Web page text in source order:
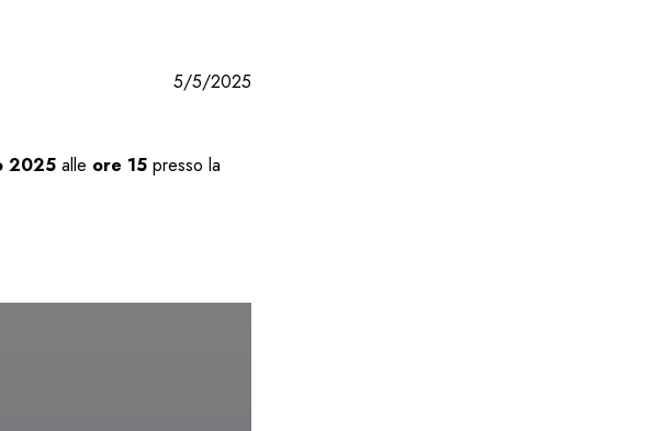
5/5/2025
2025 alle ore 15 presso la